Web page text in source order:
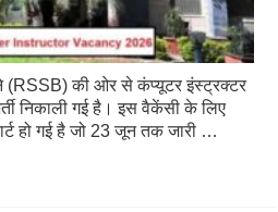
ने (RSSB) की ओर से कंप्यूटर इंस्ट्रक्टर
निकाली गई है। इस वैकेंसी के लिए
हो गई है जो 23 जून तक जारी …